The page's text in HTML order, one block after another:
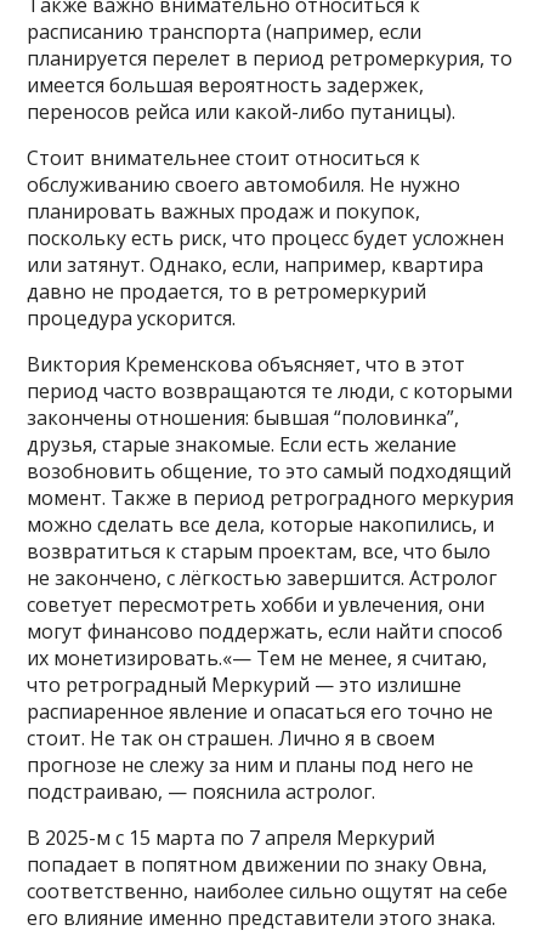
расписанию транспорта (например, если
планируется перелет в период ретромеркурия, то
имеется большая вероятность задержек,
переносов рейса или какой-либо путаницы).
Стоит внимательнее стоит относиться к
обслуживанию своего автомобиля. Не нужно
планировать важных продаж и покупок,
поскольку есть риск, что процесс будет усложнен
или затянут. Однако, если, например, квартира
давно не продается, то в ретромеркурий
процедура ускорится.
Виктория Кременскова объясняет, что в этот
период часто возвращаются те люди, с которыми
закончены отношения: бывшая “половинка”,
друзья, старые знакомые. Если есть желание
возобновить общение, то это самый подходящий
момент. Также в период ретроградного меркурия
можно сделать все дела, которые накопились, и
возвратиться к старым проектам, все, что было
не закончено, с лёгкостью завершится. Астролог
советует пересмотреть хобби и увлечения, они
могут финансово поддержать, если найти способ
их монетизировать.«— Тем не менее, я считаю,
что ретроградный Меркурий — это излишне
распиаренное явление и опасаться его точно не
стоит. Не так он страшен. Лично я в своем
прогнозе не слежу за ним и планы под него не
подстраиваю, — пояснила астролог.
В 2025-м с 15 марта по 7 апреля Меркурий
попадает в попятном движении по знаку Овна,
соответственно, наиболее сильно ощутят на себе
его влияние именно представители этого знака.